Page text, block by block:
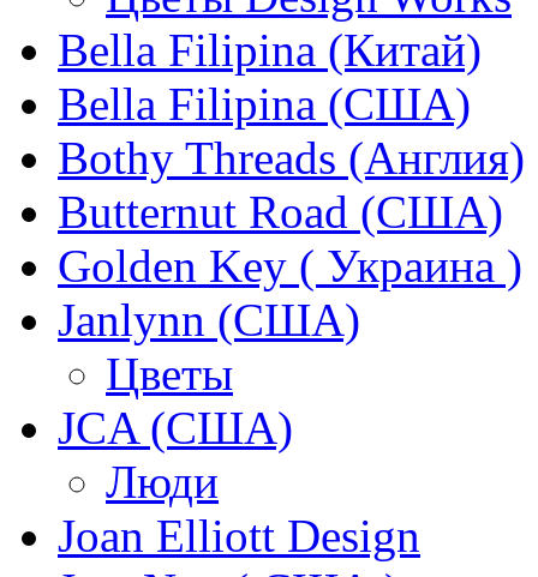
Bella Filipina (Китай)
Bella Filipina (США)
Bothy Threads (Англия)
Butternut Road (США)
Golden Key ( Украина )
Janlynn (США)
Цветы
JCA (США)
Люди
Joan Elliott Design